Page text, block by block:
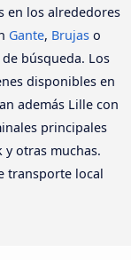
en los alrededores
Gante, Brujas o
búsqueda. Los
disponibles en
además Lille con
principales
otras muchas.
transporte local